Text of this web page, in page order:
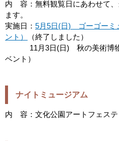
内 容：無料観覧日にあわせて
ます。
実施日： 5月5日(日) ゴーゴーミ
ント）
（終了しました）
11月3日(日) 秋の美術博物
ベント）
ナイトミュージアム
内 容：文化公園アートフェス